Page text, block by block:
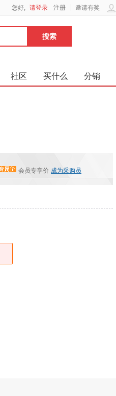
您好, 请登录 注册 邀请有奖
社区 买什么 分销
会员专享价 成为采购员